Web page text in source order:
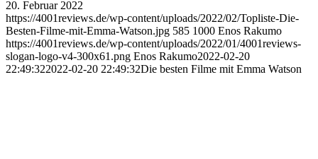
20. Februar 2022
https://4001reviews.de/wp-content/uploads/2022/02/Topliste-Die-
Besten-Filme-mit-Emma-Watson.jpg 585 1000 Enos Rakumo
https://4001reviews.de/wp-content/uploads/2022/01/4001reviews-
slogan-logo-v4-300x61.png Enos Rakumo2022-02-20
22:49:322022-02-20 22:49:32Die besten Filme mit Emma Watson